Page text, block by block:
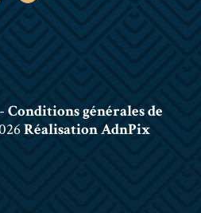
- Conditions générales de
Réalisation AdnPix